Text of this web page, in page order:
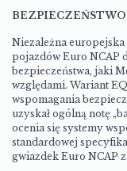
BEZPIECZEŃSTWO
Niezależna
pojazdów Euro NCAP
bezpieczeństwa, jaki
względami. Wariant
wspomagania
uzyskał ogólną notę
ocenia się systemy
standardowej
gwiazdek Euro NCAP